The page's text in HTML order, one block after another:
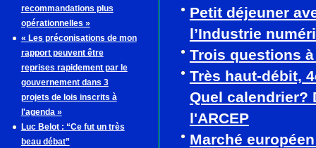
recommandations plus
opérationnelles »
« Les préconisations de mon
rapport peuvent être
reprises rapidement par le
gouvernement dans 3
projets de lois inscrits à
l'agenda »
Luc Belot : “Ce fut un très
beau débat”
Petit déjeuner
l’Industrie
Trois questions
Très haut-débit,
Quel calendrier?
l'ARCEP
Marché